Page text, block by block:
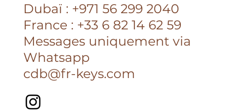
Dubaï : +971 56 299 2040
France : +33 6 82 14 62 59
Messages uniquement via
Whatsapp
cdb@fr-keys.com